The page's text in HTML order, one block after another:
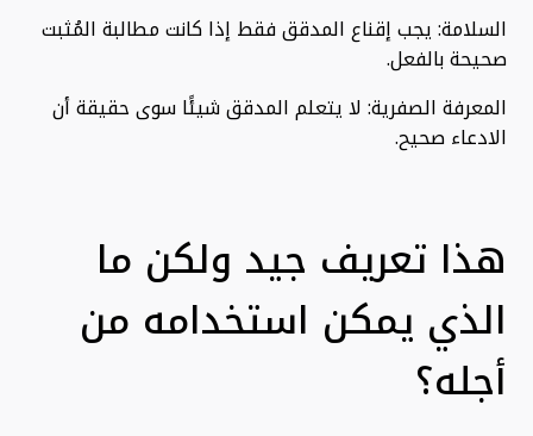
السلامة: يجب إقناع المدقق فقط إذا كانت مطالبة المُثبت
صحيحة بالفعل.
المعرفة الصفرية: لا يتعلم المدقق شيئًا سوى حقيقة أن
الادعاء صحيح.
هذا تعريف جيد ولكن ما
الذي يمكن استخدامه من
أجله؟